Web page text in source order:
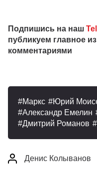
Подпишись на наш
публикуем главное
комментариями
Маркс Юрий
Александр Емелин
Дмитрий Романов
Денис Колыванов